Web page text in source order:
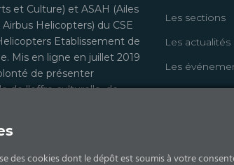
et Culture) et ASAH (Ailes
Helicopters) du CSE
Etablissement de
Mis en ligne en juillet 2019
de présenter
de l'offre culturelle, de
et fournir aux adhérents un
communication et de
Les sections
Les actualités
Les
Contact
des cookies dont le dépôt est soumis à votre